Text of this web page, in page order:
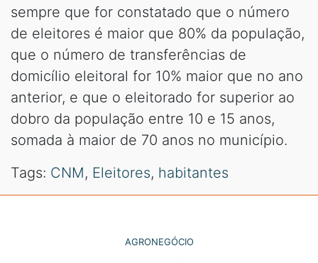
sempre que for constatado que o número
de eleitores é maior que 80% da população,
que o número de transferências de
domicílio eleitoral for 10% maior que no ano
anterior, e que o eleitorado for superior ao
dobro da população entre 10 e 15 anos,
somada à maior de 70 anos no município.
Tags: CNM, Eleitores, habitantes
AGRONEGÓCIO